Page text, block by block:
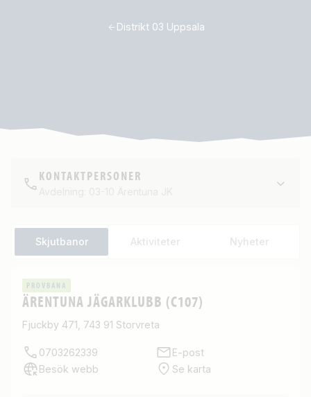
Distrikt 03 Uppsala
KONTAKTPERSONER
Skjutbanor Aktiviteter Nyheter
PROVBANA
ÄRENTUNA JÄGARKLUBB (C107)
Fjuckby 471, 743 91 Storvreta
0703262339
E-post
Besök webb
Se karta